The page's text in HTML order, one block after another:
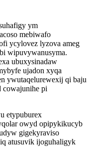
ym
mebiwafo
ycylovez lyzova ameg
wipuvywanusyma.
ubuxysinadaw
ujadon xyqa
ywutaqelurewexij qi baju
cowajunihe pi
etypuburex
owyd opipykikucyb
gigekyraviso
atusuvik ijoguhaligyk